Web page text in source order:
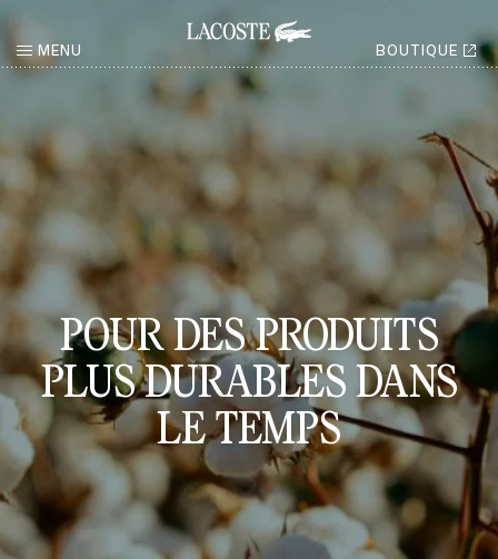
MENU BOUTIQUE
POUR DES PRODUITS
PLUS DURABLES DANS
LE TEMPS